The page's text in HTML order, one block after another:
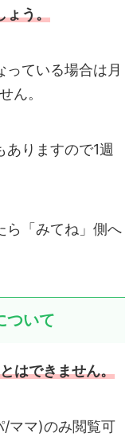
ょう。
っている場合は月
ん。
ありますので1週
ら「みてね」側へ
ついて
はできません。
/ママ)のみ閲覧可